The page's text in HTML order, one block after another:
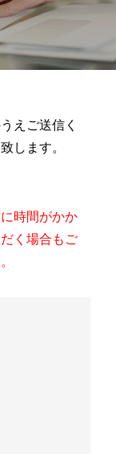
えご送信く
します。
時間がかか
く場合もご